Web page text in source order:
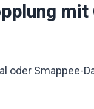
mit
oder Smappee-